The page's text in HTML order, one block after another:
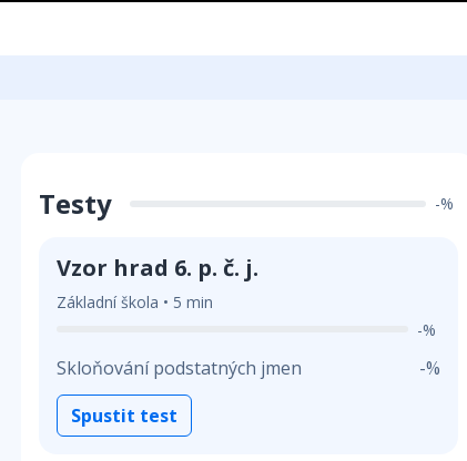
Testy -%
Vzor hrad 6. p. č. j.
Základní škola • 5 min
-%
Skloňování podstatných jmen
-%
Spustit test